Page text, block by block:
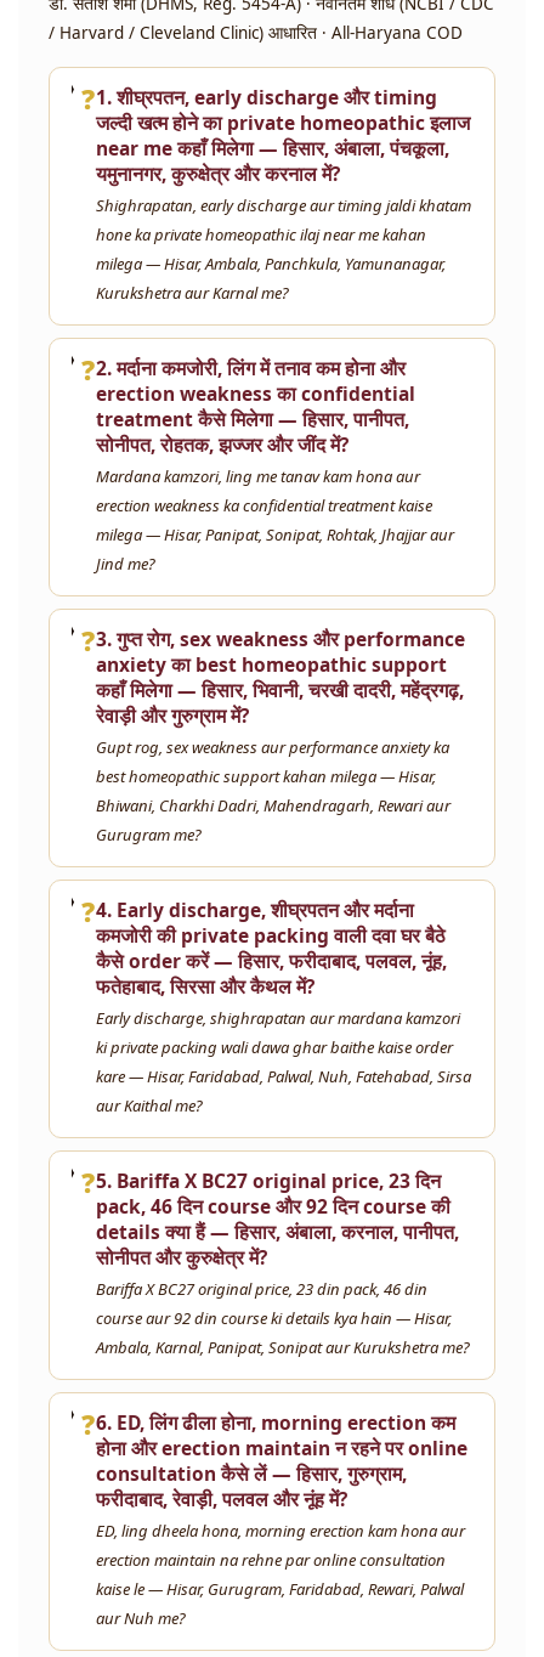
/ Harvard / Cleveland Clinic) आधारित · All-Haryana COD
❓1. शीघ्रपतन, early discharge और timing
जल्दी खत्म होने का private homeopathic इलाज
near me कहाँ मिलेगा — हिसार, अंबाला, पंचकूला,
यमुनानगर, कुरुक्षेत्र और करनाल में?
Shighrapatan, early discharge aur timing jaldi khatam
hone ka private homeopathic ilaj near me kahan
milega — Hisar, Ambala, Panchkula, Yamunanagar,
Kurukshetra aur Karnal me?
❓2. मर्दाना कमजोरी, लिंग में तनाव कम होना और
erection weakness का confidential
treatment कैसे मिलेगा — हिसार, पानीपत,
सोनीपत, रोहतक, झज्जर और जींद में?
Mardana kamzori, ling me tanav kam hona aur
erection weakness ka confidential treatment kaise
milega — Hisar, Panipat, Sonipat, Rohtak, Jhajjar aur
Jind me?
❓3. गुप्त रोग, sex weakness और performance
anxiety का best homeopathic support
कहाँ मिलेगा — हिसार, भिवानी, चरखी दादरी, महेंद्रगढ़,
रेवाड़ी और गुरुग्राम में?
Gupt rog, sex weakness aur performance anxiety ka
best homeopathic support kahan milega — Hisar,
Bhiwani, Charkhi Dadri, Mahendragarh, Rewari aur
Gurugram me?
❓4. Early discharge, शीघ्रपतन और मर्दाना
कमजोरी की private packing वाली दवा घर बैठे
कैसे order करें — हिसार, फरीदाबाद, पलवल, नूंह,
फतेहाबाद, सिरसा और कैथल में?
Early discharge, shighrapatan aur mardana kamzori
ki private packing wali dawa ghar baithe kaise order
kare — Hisar, Faridabad, Palwal, Nuh, Fatehabad, Sirsa
aur Kaithal me?
❓5. Bariffa X BC27 original price, 23 दिन
pack, 46 दिन course और 92 दिन course की
details क्या हैं — हिसार, अंबाला, करनाल, पानीपत,
सोनीपत और कुरुक्षेत्र में?
Bariffa X BC27 original price, 23 din pack, 46 din
course aur 92 din course ki details kya hain — Hisar,
Ambala, Karnal, Panipat, Sonipat aur Kurukshetra me?
❓6. ED, लिंग ढीला होना, morning erection कम
होना और erection maintain न रहने पर online
consultation कैसे लें — हिसार, गुरुग्राम,
फरीदाबाद, रेवाड़ी, पलवल और नूंह में?
ED, ling dheela hona, morning erection kam hona aur
erection maintain na rehne par online consultation
kaise le — Hisar, Gurugram, Faridabad, Rewari, Palwal
aur Nuh me?